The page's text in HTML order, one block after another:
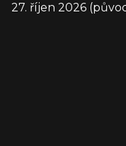
27. říjen 2026